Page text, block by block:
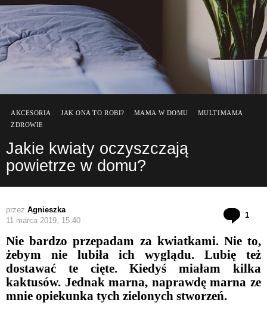
AKCESORIA JAK ONA TO ROBI? MAMA W DOMU
MULTIMAMA
ZDROWIE
Jakie kwiaty oczyszczają
powietrze w domu?
przez Agnieszka
11 marca 2019, 15:40
1
Nie bardzo przepadam za kwiatkami. Nie to,
żebym nie lubiła ich wyglądu. Lubię też
dostawać te cięte. Kiedyś miałam kilka
kaktusów. Jednak marna, naprawdę marna ze
mnie opiekunka tych zielonych stworzeń.